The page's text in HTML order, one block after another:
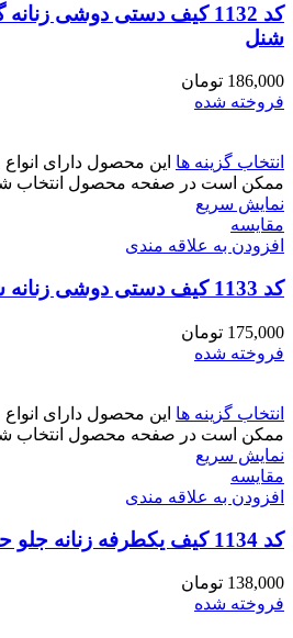
کد 1132 کیف دستی دوشی
شنل
186,000 تومان
فروخته شده
انتخاب گزینه ها این محصول دارای
ممکن است در صفحه محصول انتخاب
نمایش سریع
مقايسه
افزودن به علاقه مندی
کد 1133 کیف دستی دوشی زنانه شنل جلو بافت
175,000 تومان
فروخته شده
انتخاب گزینه ها این محصول دارای
ممکن است در صفحه محصول انتخاب
نمایش سریع
مقايسه
افزودن به علاقه مندی
کد 1134 کیف یکطرفه زنانه جلو حلقه
138,000 تومان
فروخته شده